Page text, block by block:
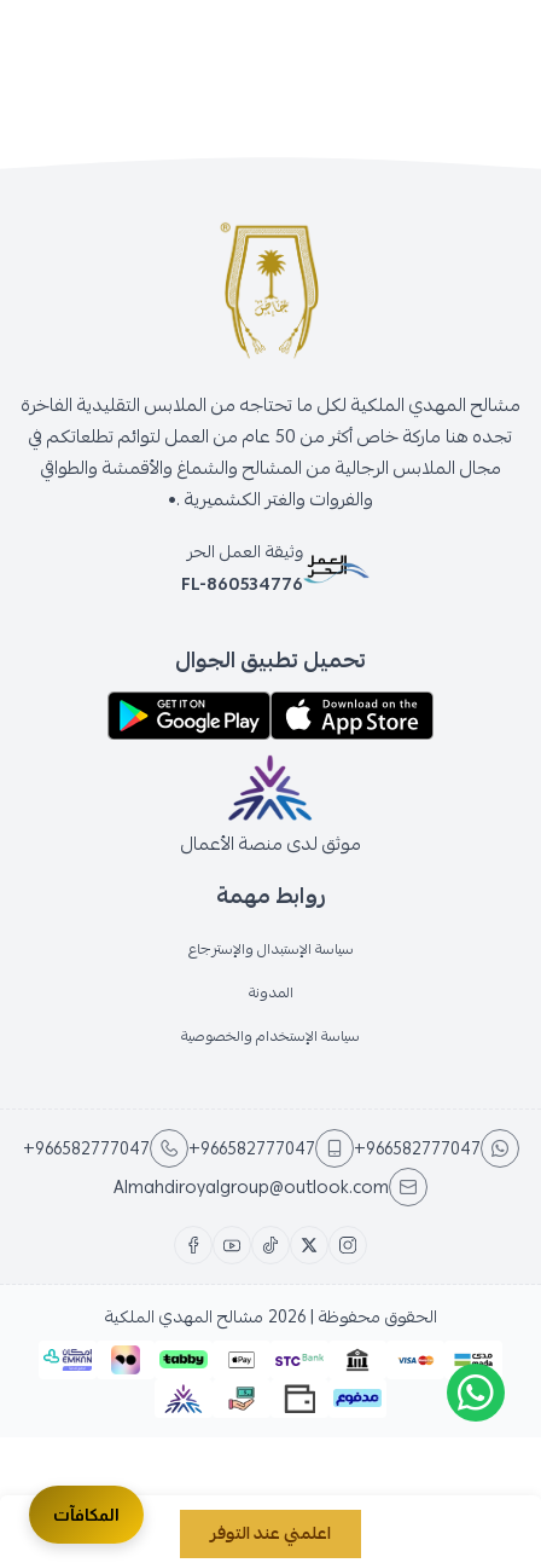
اعلمني عند التوفر
روابط مهمة
سياسة الإستبدال والإسترجاع
المدونة
سياسة الإستخدام والخصوصية
مشالح المهدي الملكية لكل ما تحتاجه من الملابس التقليدية الفاخرة
تجده هنا ماركة خاص أكثر من 50 عام من العمل لتوائم تطلعاتكم في
مجال الملابس الرجالية من المشالح والشماغ والأقمشة والطواقي
والفروات والغتر الكشميرية .•
وثيقة العمل الحر
FL-860534776
تحميل تطبيق الجوال
موثق لدى منصة الأعمال
+966582777047
+966582777047
+966582777047
Almahdiroyalgroup@outlook.com
الحقوق محفوظة | 2026 مشالح المهدي الملكية
المكافآت